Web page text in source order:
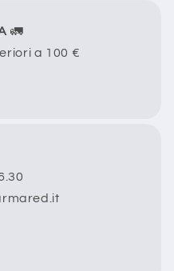
​🚛
a 100 €